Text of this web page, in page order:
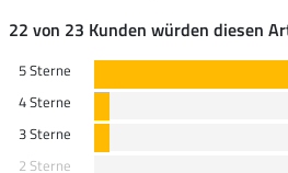
22 von 23 Kunden würden diesen
5 Sterne
4 Sterne
3 Sterne
2 Sterne